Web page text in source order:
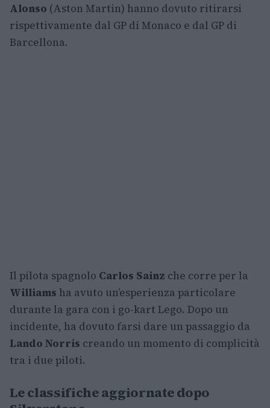
Alonso (Aston Martin) hanno dovuto ritirarsi
rispettivamente dal GP di Monaco e dal GP di
Barcellona.
Il pilota spagnolo Carlos Sainz che corre per la
Williams ha avuto un’esperienza particolare
durante la gara con i go-kart Lego. Dopo un
incidente, ha dovuto farsi dare un passaggio da
Lando Norris creando un momento di complicità
tra i due piloti.
Le classifiche aggiornate dopo